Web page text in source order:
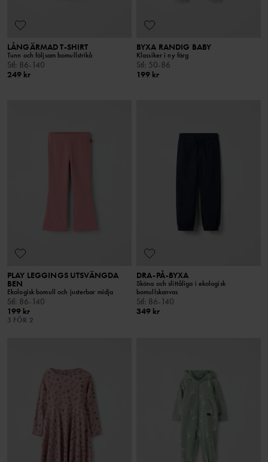
LÅNGÄRMAD T-SHIRT
Tunn och följsam bomullstrikå
Stl: 86-140
249 kr
BYXA RANDIG BABY
Klassiker i ny färg
Stl: 50-86
199 kr
PLAY LEGGINGS UTSVÄNGDA
BEN
Ekologisk bomull och justerbar midja
Stl: 86-140
199 kr
3 FÖR 2
DRA-PÅ-BYXA
Sköna och slittåliga i ekologisk
bomullskanvas
Stl: 86-140
349 kr